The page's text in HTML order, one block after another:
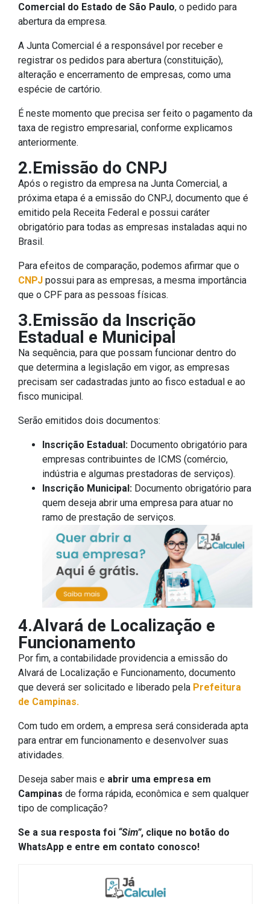
Comercial do Estado de São Paulo, o pedido para
abertura da empresa.
A Junta Comercial é a responsável por receber e
registrar os pedidos para abertura (constituição),
alteração e encerramento de empresas, como uma
espécie de cartório.
É neste momento que precisa ser feito o pagamento da
taxa de registro empresarial, conforme explicamos
anteriormente.
2.Emissão do CNPJ
Após o registro da empresa na Junta Comercial, a
próxima etapa é a emissão do CNPJ, documento que é
emitido pela Receita Federal e possui caráter
obrigatório para todas as empresas instaladas aqui no
Brasil.
Para efeitos de comparação, podemos afirmar que o
CNPJ possui para as empresas, a mesma importância
que o CPF para as pessoas físicas.
3.Emissão da Inscrição
Estadual e Municipal
Na sequência, para que possam funcionar dentro do
que determina a legislação em vigor, as empresas
precisam ser cadastradas junto ao fisco estadual e ao
fisco municipal.
Serão emitidos dois documentos:
Inscrição Estadual: Documento obrigatório para
empresas contribuintes de ICMS (comércio,
indústria e algumas prestadoras de serviços).
Inscrição Municipal: Documento obrigatório para
quem deseja abrir uma empresa para atuar no
ramo de prestação de serviços.
4.Alvará de Localização e
Funcionamento
Por fim, a contabilidade providencia a emissão do
Alvará de Localização e Funcionamento, documento
que deverá ser solicitado e liberado pela Prefeitura
de Campinas.
Com tudo em ordem, a empresa será considerada apta
para entrar em funcionamento e desenvolver suas
atividades.
Deseja saber mais e abrir uma empresa em
Campinas de forma rápida, econômica e sem qualquer
tipo de complicação?
Se a sua resposta foi “Sim”, clique no botão do
WhatsApp e entre em contato conosco!